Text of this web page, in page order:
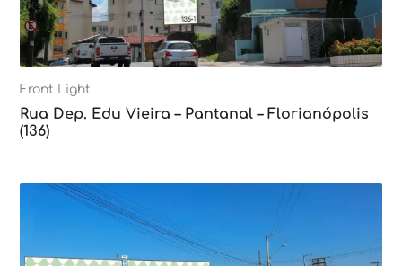
Front Light
Rua Dep. Edu Vieira – Pantanal – Florianópolis
(136)